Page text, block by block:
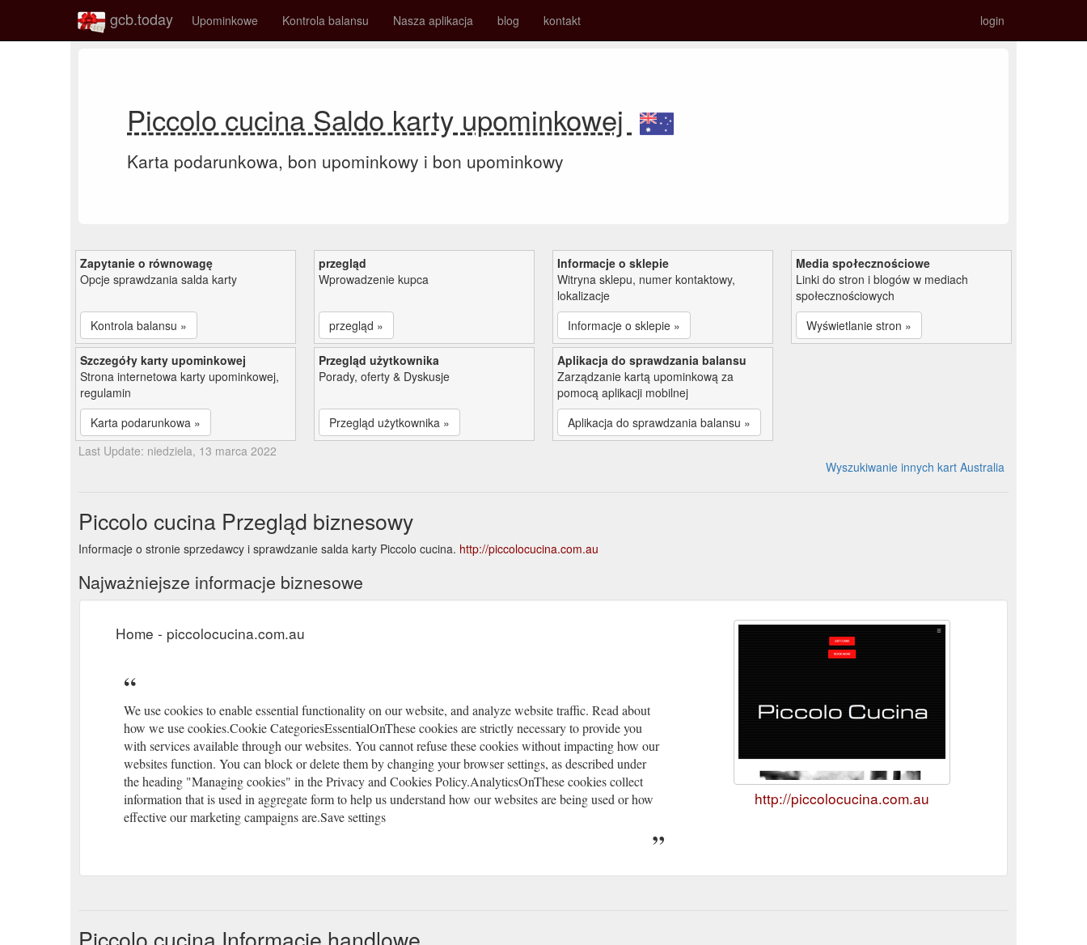
gcb.today Upominkowe Kontrola balansu Nasza aplikacja blog kontakt login
Piccolo cucina Saldo karty upominkowej
Karta podarunkowa, bon upominkowy i bon upominkowy
Zapytanie o równowagę
Opcje sprawdzania salda karty
Kontrola balansu »
przegląd
Wprowadzenie kupca
przegląd »
Informacje o sklepie
Witryna sklepu, numer kontaktowy,
lokalizacje
Informacje o sklepie »
Media społecznościowe
Linki do stron i blogów w mediach
społecznościowych
Wyświetlanie stron »
Szczegóły karty upominkowej
Strona internetowa karty upominkowej,
regulamin
Karta podarunkowa »
Przegląd użytkownika
Porady, oferty & Dyskusje
Przegląd użytkownika »
Aplikacja do sprawdzania balansu
Zarządzanie kartą upominkową za
pomocą aplikacji mobilnej
Aplikacja do sprawdzania balansu »
Last Update: niedziela, 13 marca 2022
Wyszukiwanie innych kart Australia
Piccolo cucina Przegląd biznesowy
Informacje o stronie sprzedawcy i sprawdzanie salda karty Piccolo cucina. http://piccolocucina.com.au
Najważniejsze informacje biznesowe
Home - piccolocucina.com.au
We use cookies to enable essential functionality on our website, and analyze website traffic. Read about
how we use cookies.Cookie CategoriesEssentialOnThese cookies are strictly necessary to provide you
with services available through our websites. You cannot refuse these cookies without impacting how our
websites function. You can block or delete them by changing your browser settings, as described under
the heading "Managing cookies" in the Privacy and Cookies Policy.AnalyticsOnThese cookies collect
information that is used in aggregate form to help us understand how our websites are being used or how
effective our marketing campaigns are.Save settings
http://piccolocucina.com.au